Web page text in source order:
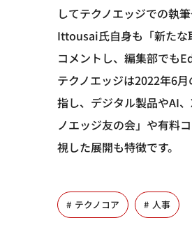
してテクノエッジでの執
Ittousai氏自身も「新たな
コメントし、編集部でも
テクノエッジは2022年6
指し、デジタル製品やAI
ノエッジ友の会」や有料
視した展開も特徴です。
テクノコア 人事